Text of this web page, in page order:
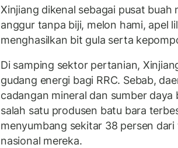
Xinjiang dikenal sebagai pusat buah
anggur tanpa biji, melon hami, apel
menghasilkan bit gula serta
Di samping sektor pertanian,
gudang energi bagi RRC. Sebab,
cadangan mineral dan sumber daya
salah satu produsen batu bara
menyumbang sekitar 38 persen
nasional mereka.